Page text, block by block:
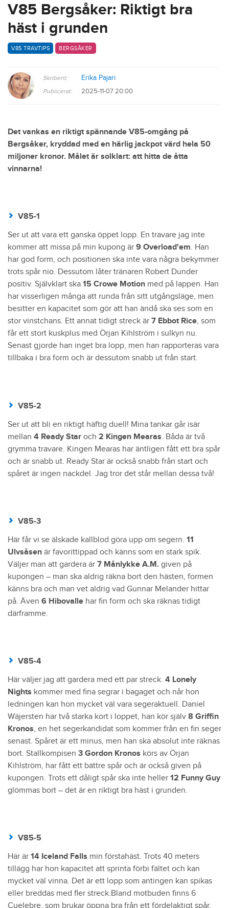
V85 Bergsåker: Riktigt bra
häst i grunden
V85 TRAVTIPS BERGSÅKER
Skribent: Erika Pajari
Publicerat: 2025-11-07 20:00
Det vankas en riktigt spännande V85-omgång på
Bergsåker, kryddad med en härlig jackpot värd hela 50
miljoner kronor. Målet är solklart: att hitta de åtta
vinnarna!
V85-1
Ser ut att vara ett ganska öppet lopp. En travare jag inte
kommer att missa på min kupong är 9 Overload'em. Han
har god form, och positionen ska inte vara några bekymmer
trots spår nio. Dessutom låter tränaren Robert Dunder
positiv. Självklart ska 15 Crowe Motion med på lappen. Han
har visserligen många att runda från sitt utgångsläge, men
besitter en kapacitet som gör att han ändå ska ses som en
stor vinstchans. Ett annat tidigt streck är 7 Ebbot Rice, som
får ett stort kuskplus med Örjan Kihlström i sulkyn nu.
Senast gjorde han inget bra lopp, men han rapporteras vara
tillbaka i bra form och är dessutom snabb ut från start.
V85-2
Ser ut att bli en riktigt häftig duell! Mina tankar går isär
mellan 4 Ready Star och 2 Kingen Mearas. Båda är två
grymma travare. Kingen Mearas har äntligen fått ett bra spår
och är snabb ut. Ready Star är också snabb från start och
spåret är ingen nackdel. Jag tror det står mellan dessa två!
V85-3
Här får vi se älskade kallblod göra upp om segern. 11
Ulvsåsen är favorittippad och känns som en stark spik.
Väljer man att gardera är 7 Månlykke A.M. given på
kupongen – man ska aldrig räkna bort den hästen, formen
känns bra och man vet aldrig vad Gunnar Melander hittar
på. Även 6 Hibovalle har fin form och ska räknas tidigt
därframme.
V85-4
Här väljer jag att gardera med ett par streck. 4 Lonely
Nights kommer med fina segrar i bagaget och når hon
ledningen kan hon mycket väl vara segeraktuell. Daniel
Wäjersten har två starka kort i loppet, han kör själv 8 Griffin
Kronos, en het segerkandidat som kommer från en fin seger
senast. Spåret är ett minus, men han ska absolut inte räknas
bort. Stallkompisen 3 Gordon Kronos körs av Örjan
Kihlström, har fått ett bättre spår och är också given på
kupongen. Trots ett dåligt spår ska inte heller 12 Funny Guy
glömmas bort – det är en riktigt bra häst i grunden.
V85-5
Här är 14 Iceland Falls min förstahäst. Trots 40 meters
tillägg har hon kapacitet att sprinta förbi fältet och kan
mycket väl vinna. Det är ett lopp som antingen kan spikas
eller breddas med fler streck.Bland motbuden finns 6
Cuelebre, som brukar öppna bra från ett fördelaktigt spår.